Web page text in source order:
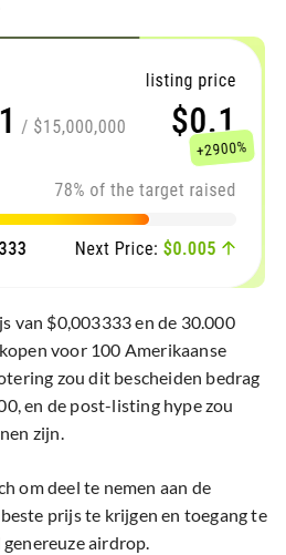
van $0,003333 en de 30.000
voor 100 Amerikaanse
zou dit bescheiden bedrag
en de post-listing hype zou
zijn.
om deel te nemen aan de
prijs te krijgen en toegang te
airdrop.